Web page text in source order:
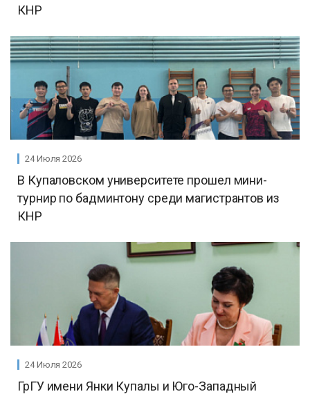
КНР
24 Июля 2026
В Купаловском университете прошел мини-
турнир по бадминтону среди магистрантов из
КНР
24 Июля 2026
ГрГУ имени Янки Купалы и Юго-Западный